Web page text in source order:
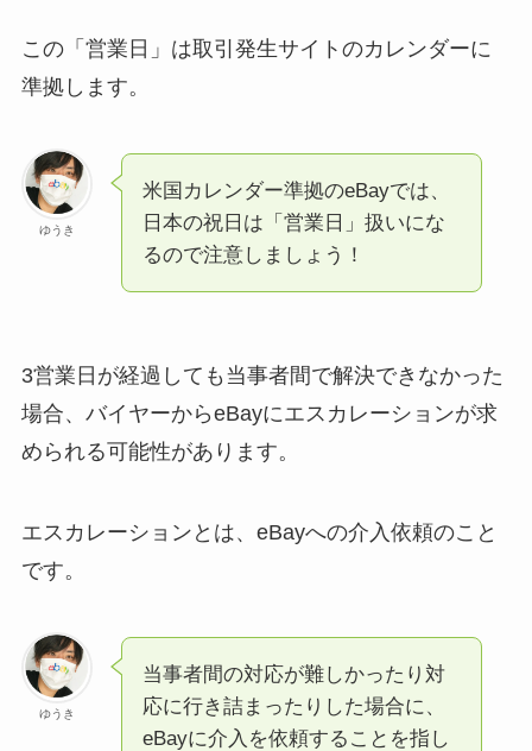
この「営業日」は取引発生サイトのカレンダーに
準拠します。
ゆうき
米国カレンダー準拠のeBayでは、
日本の祝日は「営業日」扱いにな
るので注意しましょう！
3営業日が経過しても当事者間で解決できなかった
場合、バイヤーからeBayにエスカレーションが求
められる可能性があります。
エスカレーションとは、eBayへの介入依頼のこと
です。
ゆうき
当事者間の対応が難しかったり対
応に行き詰まったりした場合に、
eBayに介入を依頼することを指し